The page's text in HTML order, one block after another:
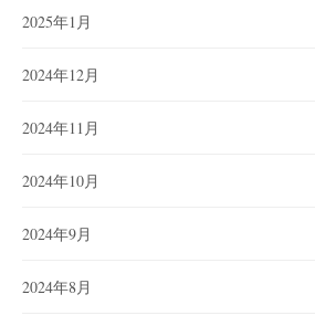
2025年1月
2024年12月
2024年11月
2024年10月
2024年9月
2024年8月